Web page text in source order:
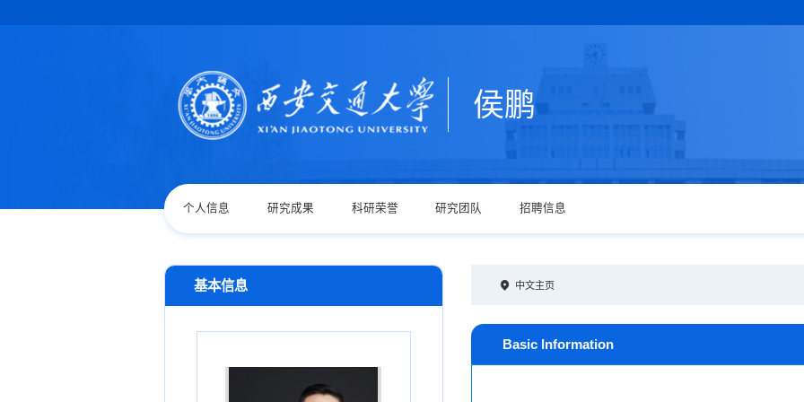
侯鹏
个人信息 研究成果 科研荣誉 研究团队 招聘信息
基本信息 中文主页
Basic Information